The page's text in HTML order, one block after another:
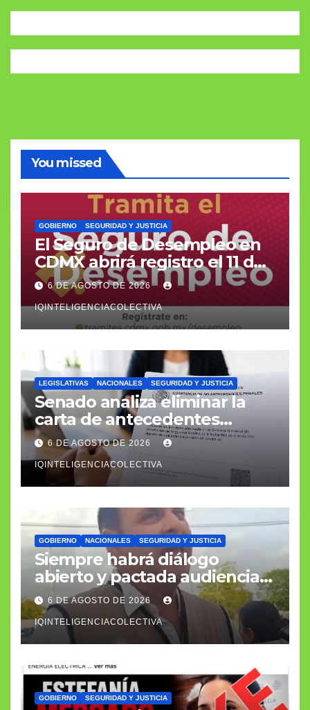
You missed
GOBIERNO SEGURIDAD Y JUSTICIA
El Seguro de Desempleo en
CDMX abrirá registro el 11 de
agosto con apoyo de 3 mil
566 pesos
6 DE AGOSTO DE 2026
IQINTELIGENCIACOLECTIVA
LEGISLATIVAS NACIONALES SEGURIDAD Y JUSTICIA
Senado analiza eliminar la
carta de antecedentes
penales como requisito
laboral
6 DE AGOSTO DE 2026
IQINTELIGENCIACOLECTIVA
GOBIERNO NACIONALES SEGURIDAD Y JUSTICIA
Siempre habrá diálogo
abierto y pactada audiencia
con el fiscal general
6 DE AGOSTO DE 2026
IQINTELIGENCIACOLECTIVA
GOBIERNO SEGURIDAD Y JUSTICIA